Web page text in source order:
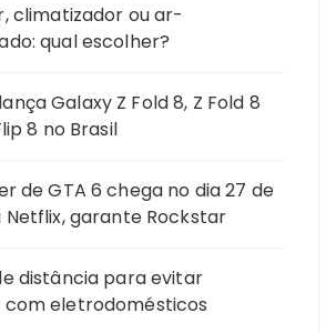
climatizador ou ar-
qual escolher?
Galaxy Z Fold 8, Z Fold 8
8 no Brasil
de GTA 6 chega no dia 27 de
garante Rockstar
distância para evitar
eletrodomésticos